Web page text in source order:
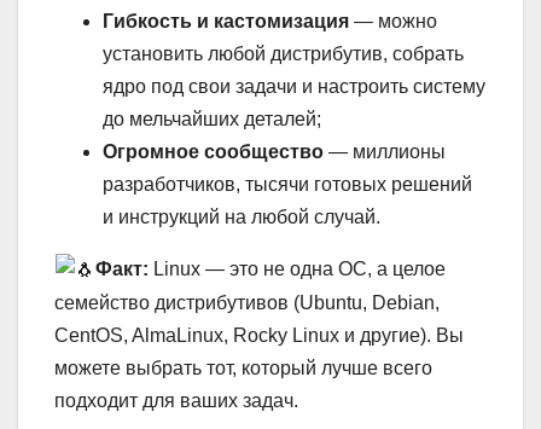
Гибкость и кастомизация — можно
установить любой дистрибутив, собрать
ядро под свои задачи и настроить систему
до мельчайших деталей;
Огромное сообщество — миллионы
разработчиков, тысячи готовых решений
и инструкций на любой случай.
Факт: Linux — это не одна ОС, а целое
семейство дистрибутивов (Ubuntu, Debian,
CentOS, AlmaLinux, Rocky Linux и другие). Вы
можете выбрать тот, который лучше всего
подходит для ваших задач.